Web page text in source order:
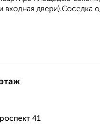
двери).Соседка
41